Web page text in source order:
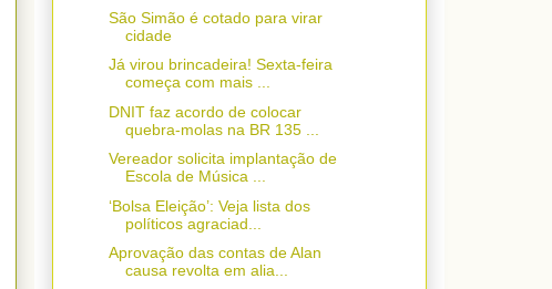
São Simão é cotado para virar
cidade
Já virou brincadeira! Sexta-feira
começa com mais ...
DNIT faz acordo de colocar
quebra-molas na BR 135 ...
Vereador solicita implantação de
Escola de Música ...
‘Bolsa Eleição’: Veja lista dos
políticos agraciad...
Aprovação das contas de Alan
causa revolta em alia...